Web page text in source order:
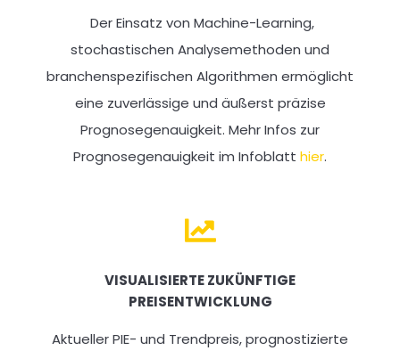
Der Einsatz von Machine-Learning,
stochastischen Analysemethoden und
branchenspezifischen Algorithmen ermöglicht
eine zuverlässige und äußerst präzise
Prognosegenauigkeit. Mehr Infos zur
Prognosegenauigkeit im Infoblatt hier.
VISUALISIERTE ZUKÜNFTIGE
PREISENTWICKLUNG
Aktueller PIE- und Trendpreis, prognostizierte